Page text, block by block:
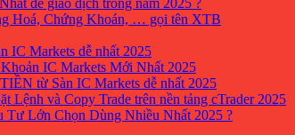
để giao dịch trong năm 2025 ?
Hoá, Chứng Khoán, … gọi tên XTB
IC Markets dễ nhất 2025
IC Markets Mới Nhất 2025
từ Sàn IC Markets dễ nhất 2025
Lệnh và Copy Trade trên nền tảng cTrader 2025
Lớn Chọn Dùng Nhiều Nhất 2025 ?